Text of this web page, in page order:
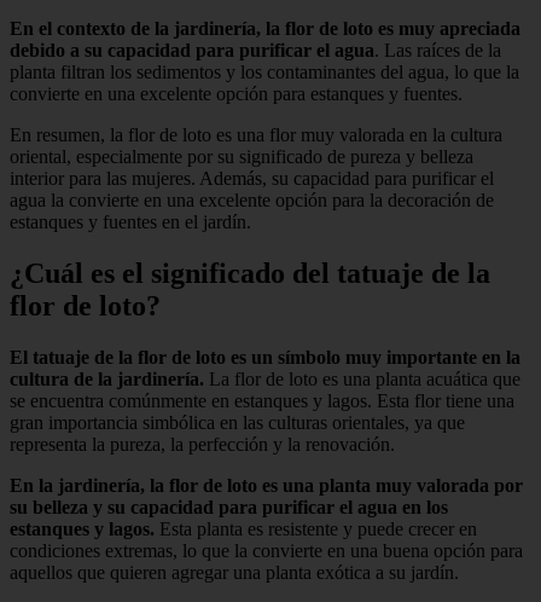
En el contexto de la jardinería, la flor de loto es muy apreciada
debido a su capacidad para purificar el agua. Las raíces de la
planta filtran los sedimentos y los contaminantes del agua, lo que la
convierte en una excelente opción para estanques y fuentes.
En resumen, la flor de loto es una flor muy valorada en la cultura
oriental, especialmente por su significado de pureza y belleza
interior para las mujeres. Además, su capacidad para purificar el
agua la convierte en una excelente opción para la decoración de
estanques y fuentes en el jardín.
¿Cuál es el significado del tatuaje de la
flor de loto?
El tatuaje de la flor de loto es un símbolo muy importante en la
cultura de la jardinería. La flor de loto es una planta acuática que
se encuentra comúnmente en estanques y lagos. Esta flor tiene una
gran importancia simbólica en las culturas orientales, ya que
representa la pureza, la perfección y la renovación.
En la jardinería, la flor de loto es una planta muy valorada por
su belleza y su capacidad para purificar el agua en los
estanques y lagos. Esta planta es resistente y puede crecer en
condiciones extremas, lo que la convierte en una buena opción para
aquellos que quieren agregar una planta exótica a su jardín.